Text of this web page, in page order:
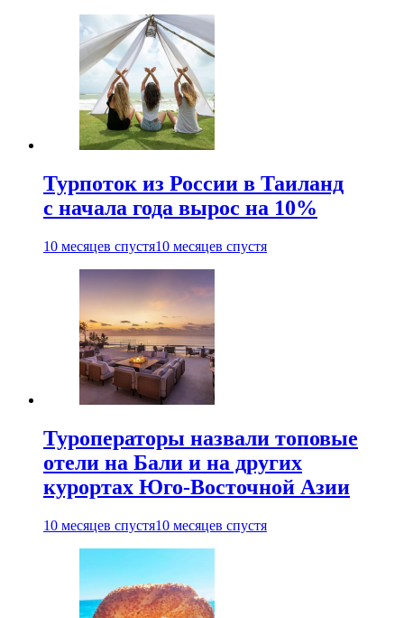
Турпоток из России в Таиланд
с начала года вырос на 10%
10 месяцев спустя10 месяцев спустя
Туроператоры назвали топовые
отели на Бали и на других
курортах Юго-Восточной Азии
10 месяцев спустя10 месяцев спустя